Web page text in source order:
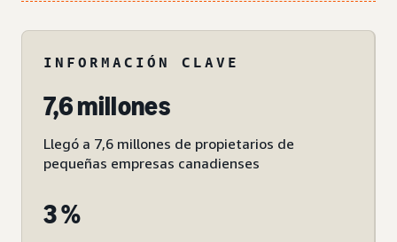
INFORMACIÓN CLAVE
7,6 millones
Llegó a 7,6 millones de propietarios de
pequeñas empresas canadienses
3 %